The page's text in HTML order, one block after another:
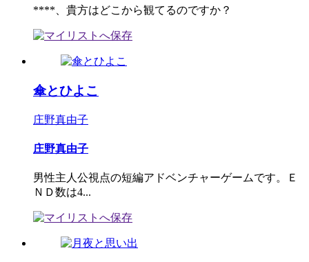
****、貴方はどこから観てるのですか？
傘とひよこ
庄野真由子
庄野真由子
男性主人公視点の短編アドベンチャーゲームです。Ｅ
ＮＤ数は4...